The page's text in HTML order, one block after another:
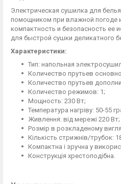
Электрическая сушилка для
помощником при влажной погоде
компактность и безопасность
для быстрой сушки деликатного
Характеристики:
Тип: напольная
Количество прутьев
Количество прутьев
Количество режимов: 1;
Мощность: 230 Вт;
Температура нагріву: 50-55
Живлення: від мережі 220 Вт;
Розмір в розкладеному
Кількість стрижнів/трубок:
Компактна і зручна у
Конструкція хрестоподібна.